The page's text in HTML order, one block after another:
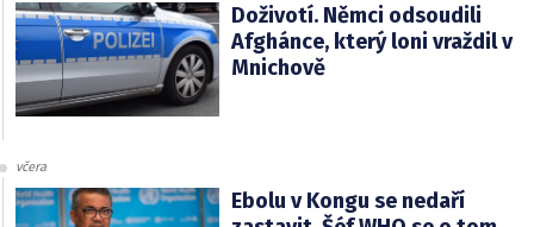
Doživotí. Němci odsoudili
Afghánce, který loni vraždil v
Mnichově
včera
Ebolu v Kongu se nedaří